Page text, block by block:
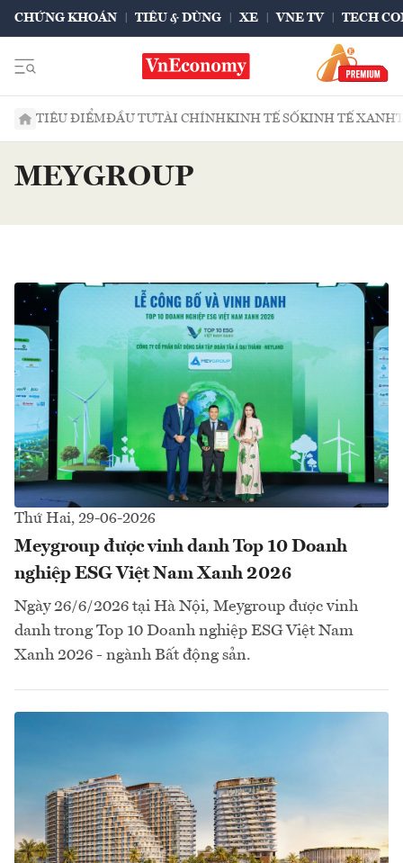
CHỨNG KHOÁN TIÊU & DÙNG XE VNE TV TECH
TIÊU ĐIỂMĐẦU TƯTÀI CHÍNHKINH TẾ SỐKINH TẾ XANH
MEYGROUP
Thứ Hai, 29-06-2026
Meygroup được vinh danh Top 10 Doanh
nghiệp ESG Việt Nam Xanh 2026
Ngày 26/6/2026 tại Hà Nội, Meygroup được vinh
danh trong Top 10 Doanh nghiệp ESG Việt Nam
Xanh 2026 - ngành Bất động sản.